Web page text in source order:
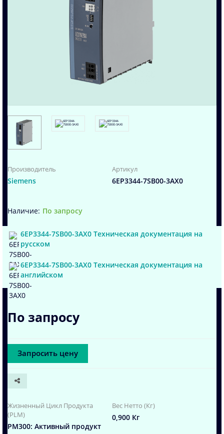
Производитель
Siemens
Артикул
6EP3344-7SB00-3AX0
По запросу
6EP3344-7SB00-3AX0 Техническая документация на
русском
6EP3344-7SB00-3AX0 Техническая документация на
английском
По запросу
Запросить цену
Жизненный Цикл Продукта
(PLM)
PM300: Активный продукт
Вес Нетто (Кг)
0,900 Кг